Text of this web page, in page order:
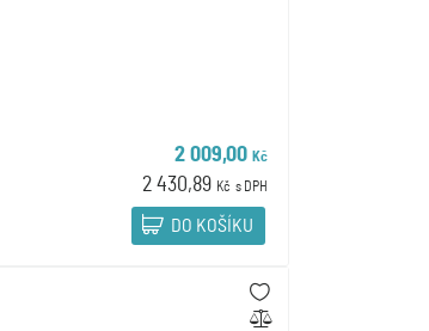
2 009,00 Kč
2 430,89 Kč s DPH
DO KOŠÍKU